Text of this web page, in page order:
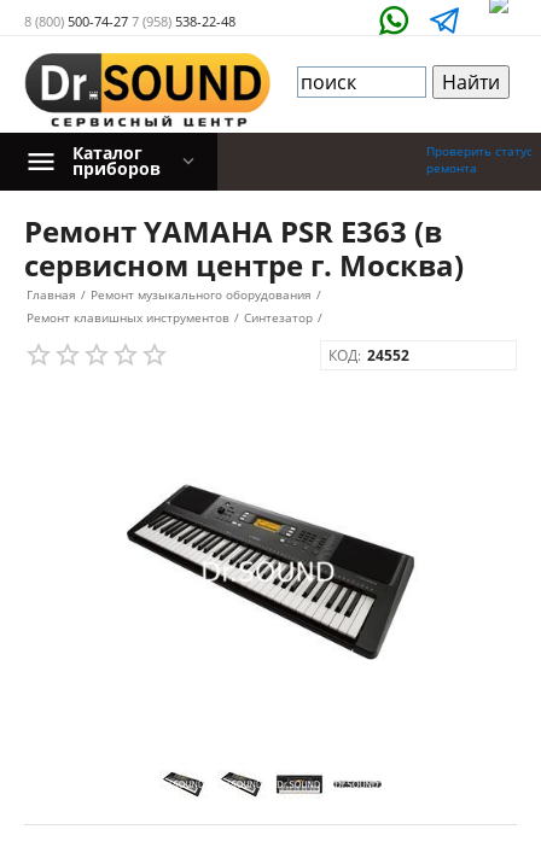
8 (800) 500-74-27 7 (958) 538-22-48
Проверить статус
ремонта
Каталог
приборов
Ремонт YAMAHA PSR E363 (в
сервисном центре г. Москва)
Главная / Ремонт музыкального оборудования /
Ремонт клавишных инструментов / Синтезатор /
КОД: 24552